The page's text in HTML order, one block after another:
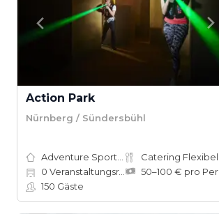
Action Park
Nürnberg / Sündersbühl
Catering Flexibel
0 Veranstaltungsräume
150 Gäste